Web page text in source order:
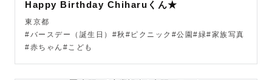
【写真に込める想い】
これまではウェディングプランナーとして
多くのお客様の大切な1日を創り上げるお手伝いをさせて頂
Happy Birthday Chiharuくん★
東京都
#バースデー（誕生日）#秋#ピクニック#公園#緑#家族写真
#赤ちゃん#こども